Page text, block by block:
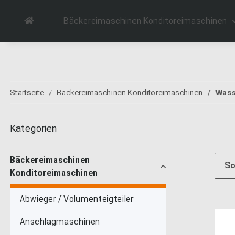
Bäckereimaschinen Konditoreimaschinen
Startseite Bäckereimaschinen Konditoreimaschinen
Kategorien
Bäckereimaschinen
Konditoreimaschinen
Abwieger / Volumenteigteiler
Anschlagmaschinen